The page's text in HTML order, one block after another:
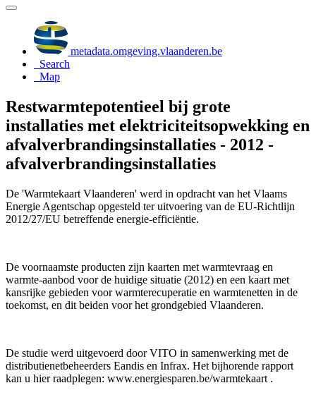
metadata.omgeving.vlaanderen.be
Search
Map
Restwarmtepotentieel bij grote
installaties met elektriciteitsopwekking en
afvalverbrandingsinstallaties - 2012 -
afvalverbrandingsinstallaties
De 'Warmtekaart Vlaanderen' werd in opdracht van het Vlaams
Energie Agentschap opgesteld ter uitvoering van de EU-Richtlijn
2012/27/EU betreffende energie-efficiëntie.
De voornaamste producten zijn kaarten met warmtevraag en
warmte-aanbod voor de huidige situatie (2012) en een kaart met
kansrijke gebieden voor warmterecuperatie en warmtenetten in de
toekomst, en dit beiden voor het grondgebied Vlaanderen.
De studie werd uitgevoerd door VITO in samenwerking met de
distributienetbeheerders Eandis en Infrax. Het bijhorende rapport
kan u hier raadplegen: www.energiesparen.be/warmtekaart .